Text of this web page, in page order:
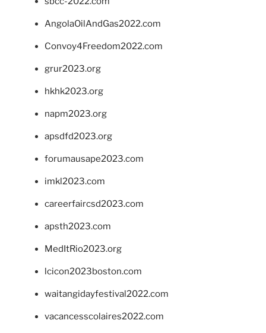
AngolaOilAndGas2022.com
Convoy4Freedom2022.com
grur2023.org
hkhk2023.org
napm2023.org
apsdfd2023.org
forumausape2023.com
imkl2023.com
careerfaircsd2023.com
apsth2023.com
MedItRio2023.org
lcicon2023boston.com
waitangidayfestival2022.com
vacancesscolaires2022.com